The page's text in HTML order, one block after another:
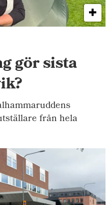
gör sista
från hela